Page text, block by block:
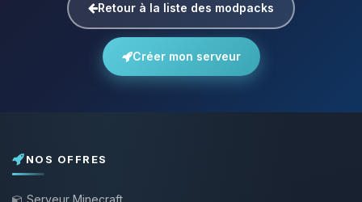
Retour à la liste des modpacks
Créer mon serveur
NOS OFFRES
Serveur Minecraft